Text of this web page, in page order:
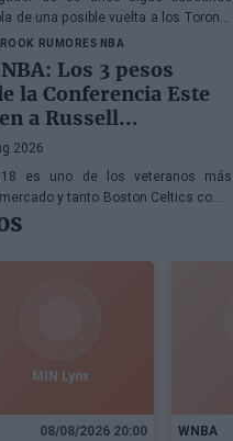
de una posible vuelta a los Toronto
Antonio Spurs, mientras Denver
forma parte de la ecuación
RUMORES NBA
Los 3 pesos
la Conferencia Este
a Russell
2026
es uno de los veteranos más
y tanto Boston Celtics como
y Detroit Pistons estarían
con sus servicios
MIN Lynx
08/08/2026 20:00 WNBA